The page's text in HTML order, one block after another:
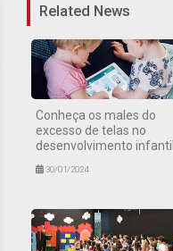
Related News
Conheça os males do
excesso de telas no
desenvolvimento infantil
30/01/2024